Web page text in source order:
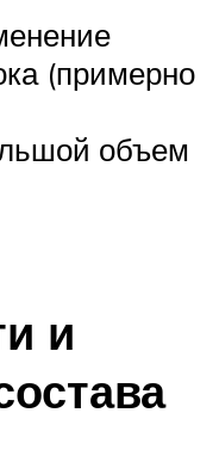
(примерно
объем
и